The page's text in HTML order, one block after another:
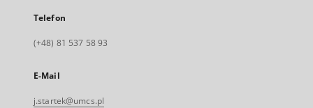
Telefon
(+48) 81 537 58 93
E-Mail
j.startek@umcs.pl